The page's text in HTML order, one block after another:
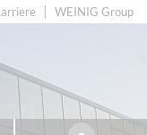
WEINIG Group